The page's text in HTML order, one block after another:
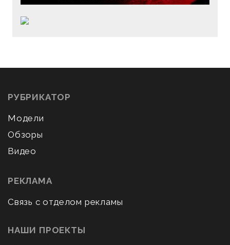
РУБРИКАТОР
Модели
Обзоры
Видео
РЕКЛАМА
Связь с отделом рекламы
НАШИ ПРОЕКТЫ